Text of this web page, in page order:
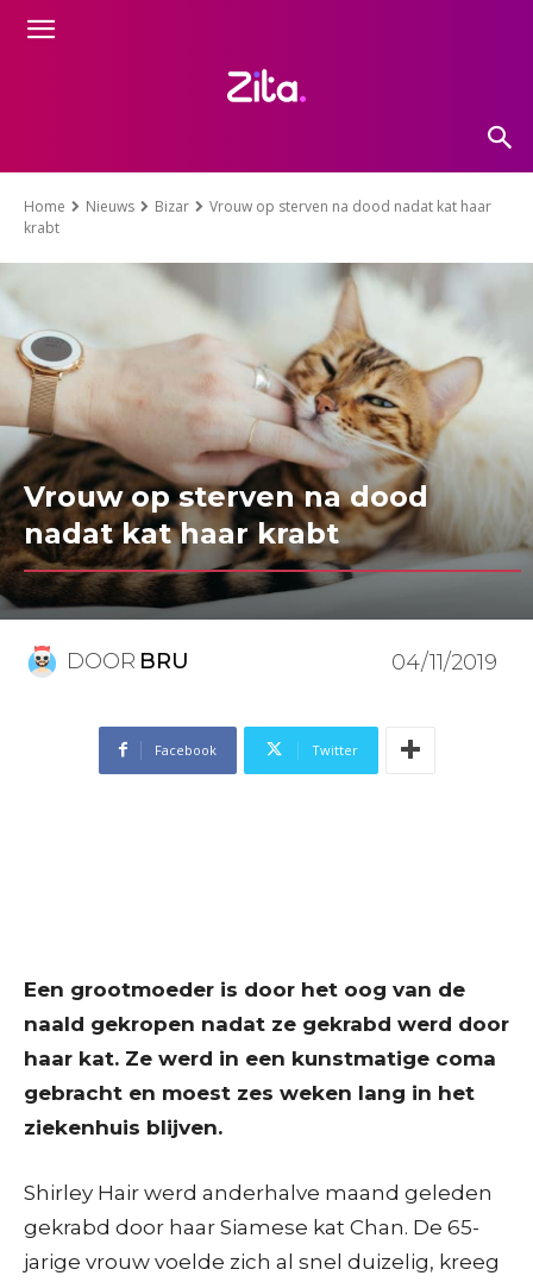
Home Nieuws Bizar
Vrouw op sterven na dood nadat kat haar
krabt
Vrouw op sterven na dood
nadat kat haar krabt
DOOR BRU 04/11/2019
Facebook Twitter
Een grootmoeder is door het oog van de
naald gekropen nadat ze gekrabd werd door
haar kat. Ze werd in een kunstmatige coma
gebracht en moest zes weken lang in het
ziekenhuis blijven.
Shirley Hair werd anderhalve maand geleden
gekrabd door haar Siamese kat Chan. De 65-
jarige vrouw voelde zich al snel duizelig, kreeg